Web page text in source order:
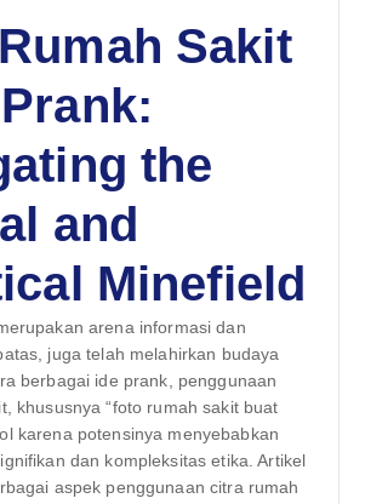
Sakit
the
and
Minefield
arena informasi dan
juga telah melahirkan budaya
berbagai ide prank, penggunaan
khususnya “foto rumah sakit buat
karena potensinya menyebabkan
dan kompleksitas etika. Artikel
aspek penggunaan citra rumah